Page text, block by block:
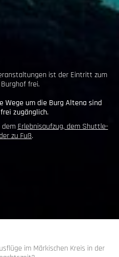
ist der Eintritt zum
frei.
Wege um die Burg Altena sind
zugänglich.
Erlebnisaufzug, dem Shuttle-
zu Fuß.
im Märkischen Kreis in der